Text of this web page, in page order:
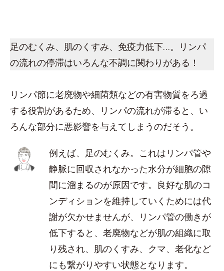
足のむくみ、肌のくすみ、免疫力低下…。リンパ
の流れの停滞はいろんな不調に関わりがある！
リンパ節に老廃物や細菌類などの有害物質をろ過
する役割があるため、リンパの流れが滞ると、い
ろんな部分に悪影響を与えてしまうのだそう。
例えば、足のむくみ。これはリンパ管や
静脈に回収されなかった水分が細胞の隙
間に溜まるのが原因です。良好な肌のコ
ンディションを維持していくためには代
謝が欠かせませんが、リンパ管の働きが
低下すると、老廃物などが肌の組織に取
り残され、肌のくすみ、クマ、老化など
にも繋がりやすい状態となります。